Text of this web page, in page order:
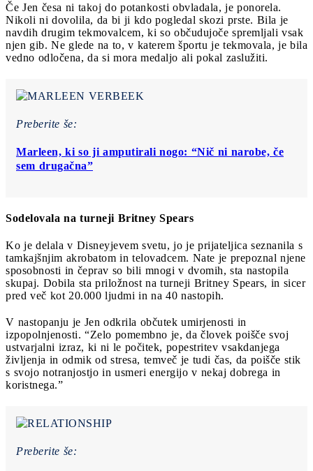
Če Jen česa ni takoj do potankosti obvladala, je ponorela.
Nikoli ni dovolila, da bi ji kdo pogledal skozi prste. Bila je
navdih drugim tekmovalcem, ki so občudujoče spremljali vsak
njen gib. Ne glede na to, v katerem športu je tekmovala, je bila
vedno odločena, da si mora medaljo ali pokal zaslužiti.
Preberite še:
Marleen, ki so ji amputirali nogo: “Nič ni narobe, če
sem drugačna”
Sodelovala na turneji Britney Spears
Ko je delala v Disneyjevem svetu, jo je prijateljica seznanila s
tamkajšnjim akrobatom in telovadcem. Nate je prepoznal njene
sposobnosti in čeprav so bili mnogi v dvomih, sta nastopila
skupaj. Dobila sta priložnost na turneji Britney Spears, in sicer
pred več kot 20.000 ljudmi in na 40 nastopih.
V nastopanju je Jen odkrila občutek umirjenosti in
izpopolnjenosti. “Zelo pomembno je, da človek poišče svoj
ustvarjalni izraz, ki ni le počitek, popestritev vsakdanjega
življenja in odmik od stresa, temveč je tudi čas, da poišče stik
s svojo notranjostjo in usmeri energijo v nekaj dobrega in
koristnega.”
Preberite še: